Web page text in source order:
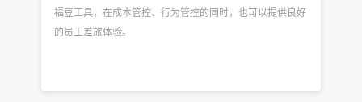
福豆工具，在成本管控、行为管控的同时，也可以提供良好
的员工差旅体验。